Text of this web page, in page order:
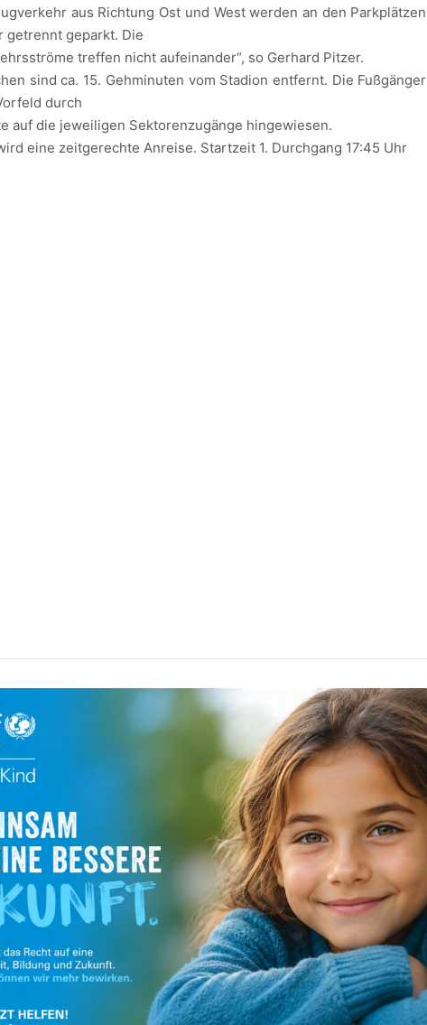
aus Richtung Ost und West werden an den Parkplätzen
getrennt geparkt. Die
treffen nicht aufeinander“, so Gerhard Pitzer.
sind ca. 15. Gehminuten vom Stadion entfernt. Die Fußgänger
durch
auf die jeweiligen Sektorenzugänge hingewiesen.
eine zeitgerechte Anreise. Startzeit 1. Durchgang 17:45 Uhr